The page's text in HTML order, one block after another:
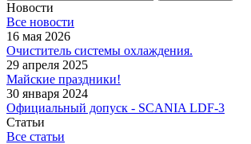
Новости
Все новости
16 мая 2026
Очиститель системы охлаждения.
29 апреля 2025
Майские праздники!
30 января 2024
Официальный допуск - SCANIA LDF-3
Статьи
Все статьи